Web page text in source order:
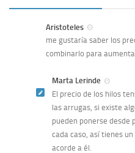
Aristoteles
me gustaría saber los
combinarlo para
Marta Lerinde
El precio de los hilos
las arrugas, si existe
pueden ponerse desde
cada caso, así tienes
acorde a él.